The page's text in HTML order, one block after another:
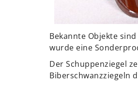
Bekannte Objekte
wurde eine
Der Schuppenziegel
Biberschwanzziegeln